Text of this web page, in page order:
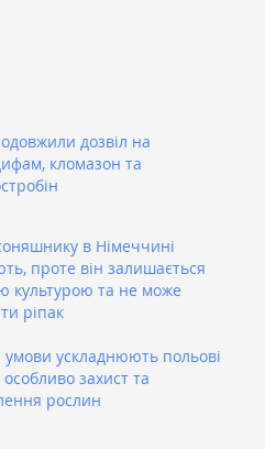
дозвіл на
кломазон та
в Німеччині
проте він залишається
культурою та не може
ріпак
умови ускладнюють польові
захист та
рослин